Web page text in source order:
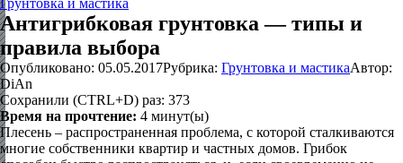
Грунтовка и мастика
Антигрибковая грунтовка — типы и
правила выбора
Опубликовано: 05.05.2017Рубрика: Грунтовка и мастикаАвтор:
DiAn
Сохранили (CTRL+D) раз: 373
Время на прочтение: 4 минут(ы)
Плесень – распространенная проблема, с которой сталкиваются
многие собственники квартир и частных домов. Грибок